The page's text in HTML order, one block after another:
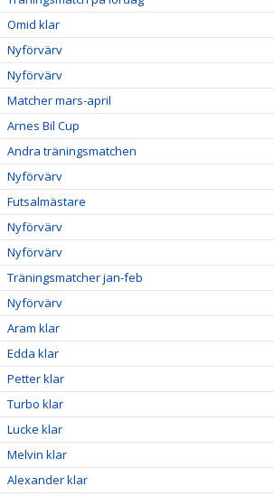
Omid klar
Nyförvärv
Nyförvärv
Matcher mars-april
Arnes Bil Cup
Andra träningsmatchen
Nyförvärv
Futsalmästare
Nyförvärv
Nyförvärv
Träningsmatcher jan-feb
Nyförvärv
Aram klar
Edda klar
Petter klar
Turbo klar
Lucke klar
Melvin klar
Alexander klar